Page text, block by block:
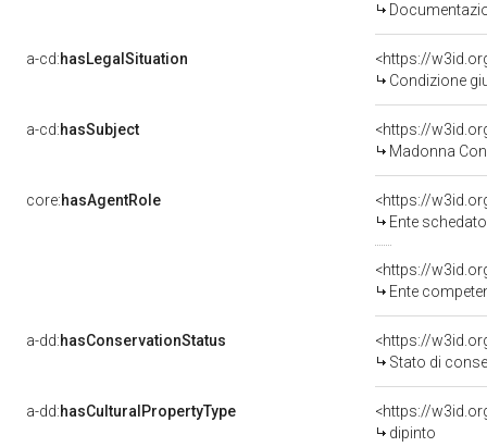
a-cd:hasLegalSituation
Condizione
a-cd:hasSubject
<https://
Madonna
core:hasAgentRole
<https://
Ente schedatore
<https://
Ente competente
a-dd:hasConservationStatus
<https://
Stato di
a-dd:hasCulturalPropertyType
<https://
dipinto